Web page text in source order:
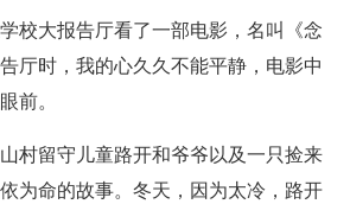
学校大报告厅看了一部电影，名叫《念
厅时，我的心久久不能平静，电影中
前。
村留守儿童路开和爷爷以及一只捡来
为命的故事。冬天，因为太冷，路开